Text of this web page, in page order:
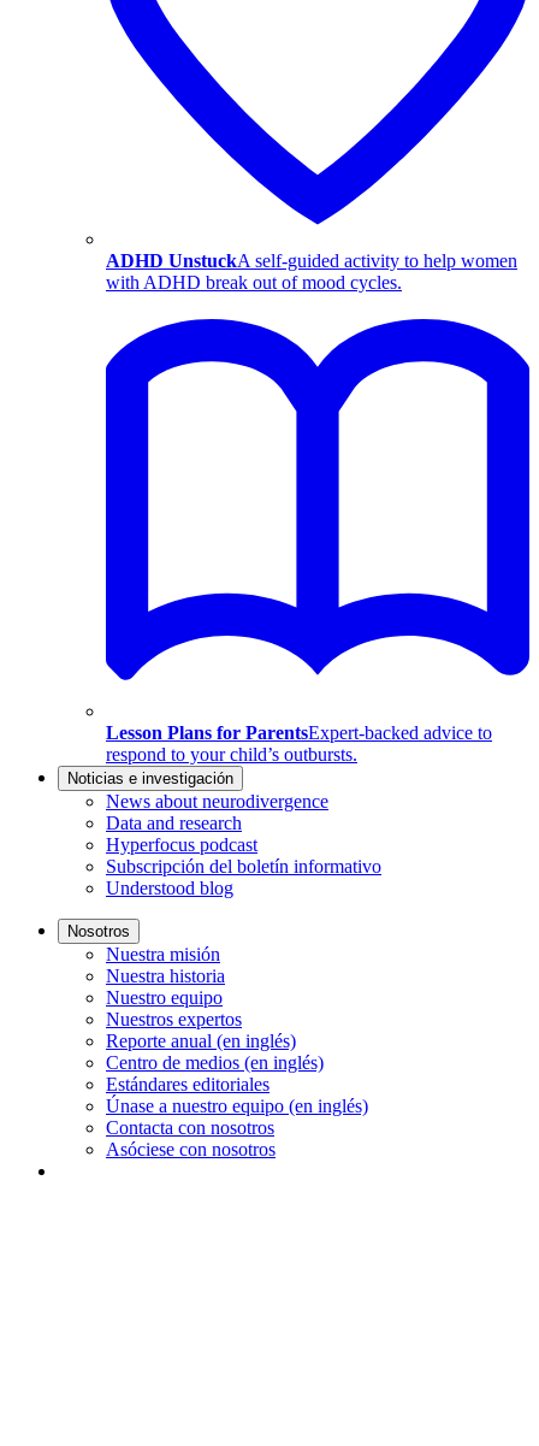
ADHD UnstuckA self-guided activity to help women
with ADHD break out of mood cycles.
Lesson Plans for ParentsExpert-backed advice to
respond to your child’s outbursts.
Noticias e investigación
News about neurodivergence
Data and research
Hyperfocus podcast
Subscripción del boletín informativo
Understood blog
Nosotros
Nuestra misión
Nuestra historia
Nuestro equipo
Nuestros expertos
Reporte anual (en inglés)
Centro de medios (en inglés)
Estándares editoriales
Únase a nuestro equipo (en inglés)
Contacta con nosotros
Asóciese con nosotros